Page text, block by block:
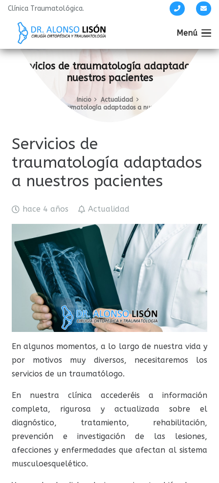
Clínica Traumatológica.
Menú
Servicios de traumatología adaptados a
nuestros pacientes
Inicio
Actualidad
Servicios de traumatología adaptados a nuestros pacientes
Servicios de
traumatología adaptados
a nuestros pacientes
hace 4 años Actualidad
En algunos momentos, a lo largo de nuestra vida y
por motivos muy diversos, necesitaremos los
servicios de un traumatólogo.
En nuestra clínica accederéis a información
completa, rigurosa y actualizada sobre el
diagnóstico, tratamiento, rehabilitación,
prevención e investigación de las lesiones,
afecciones y enfermedades que afectan al sistema
musculoesquelético.